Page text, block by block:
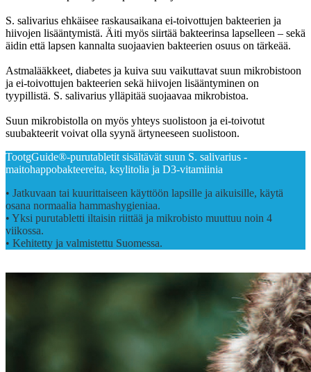
S. salivarius ehkäisee raskausaikana ei-toivottujen bakteerien ja
hiivojen lisääntymistä. Äiti myös siirtää bakteerinsa lapselleen – sekä
äidin että lapsen kannalta suojaavien bakteerien osuus on tärkeää.
Astmalääkkeet, diabetes ja kuiva suu vaikuttavat suun mikrobistoon
ja ei-toivottujen bakteerien sekä hiivojen lisääntyminen on
tyypillistä. S. salivarius ylläpitää suojaavaa mikrobistoa.
Suun mikrobistolla on myös yhteys suolistoon ja ei-toivotut
suubakteerit voivat olla syynä ärtyneeseen suolistoon.
TootgGuide®-purutabletit sisältävät suun S. salivarius -
maitohappobakteereita, ksylitolia ja D3-vitamiinia
• Jatkuvaan tai kuurittaiseen käyttöön lapsille ja aikuisille, käytä
osana normaalia hammashygieniaa.
• Yksi purutabletti iltaisin riittää ja mikrobisto muuttuu noin 4
viikossa.
• Kehitetty ja valmistettu Suomessa.